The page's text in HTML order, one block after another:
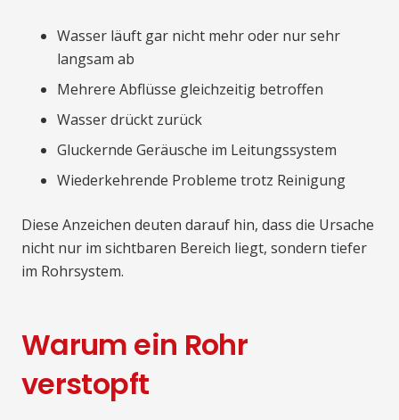
Wasser läuft gar nicht mehr oder nur sehr
langsam ab
Mehrere Abflüsse gleichzeitig betroffen
Wasser drückt zurück
Gluckernde Geräusche im Leitungssystem
Wiederkehrende Probleme trotz Reinigung
Diese Anzeichen deuten darauf hin, dass die Ursache
nicht nur im sichtbaren Bereich liegt, sondern tiefer
im Rohrsystem.
Warum ein Rohr
verstopft